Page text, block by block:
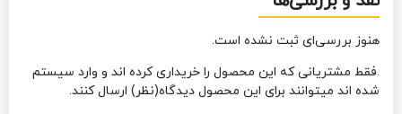
هنوز بررسی‌ای ثبت نشده است.
.فقط مشتریانی که این محصول را خریداری کرده اند و وارد سیستم
شده اند میتوانند برای این محصول دیدگاه(نظر) ارسال کنند.